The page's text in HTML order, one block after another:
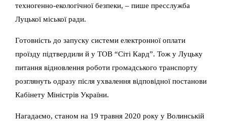
техногенно-екологічної безпеки, – пише пресслужба
Луцької міської ради.
Готовність до запуску системи електронної оплати
проїзду підтвердили й у ТОВ “Сіті Кард”. Тож у Луцьку
питання відновлення роботи громадського транспорту
розглянуть одразу після ухвалення відповідної постанови
Кабінету Міністрів України.
Нагадаємо, станом на 19 травня 2020 року у Волинській